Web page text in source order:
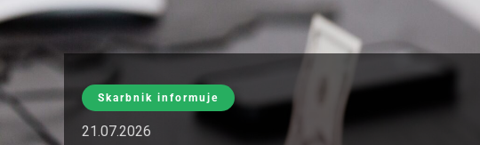
Skarbnik informuje
21.07.2026